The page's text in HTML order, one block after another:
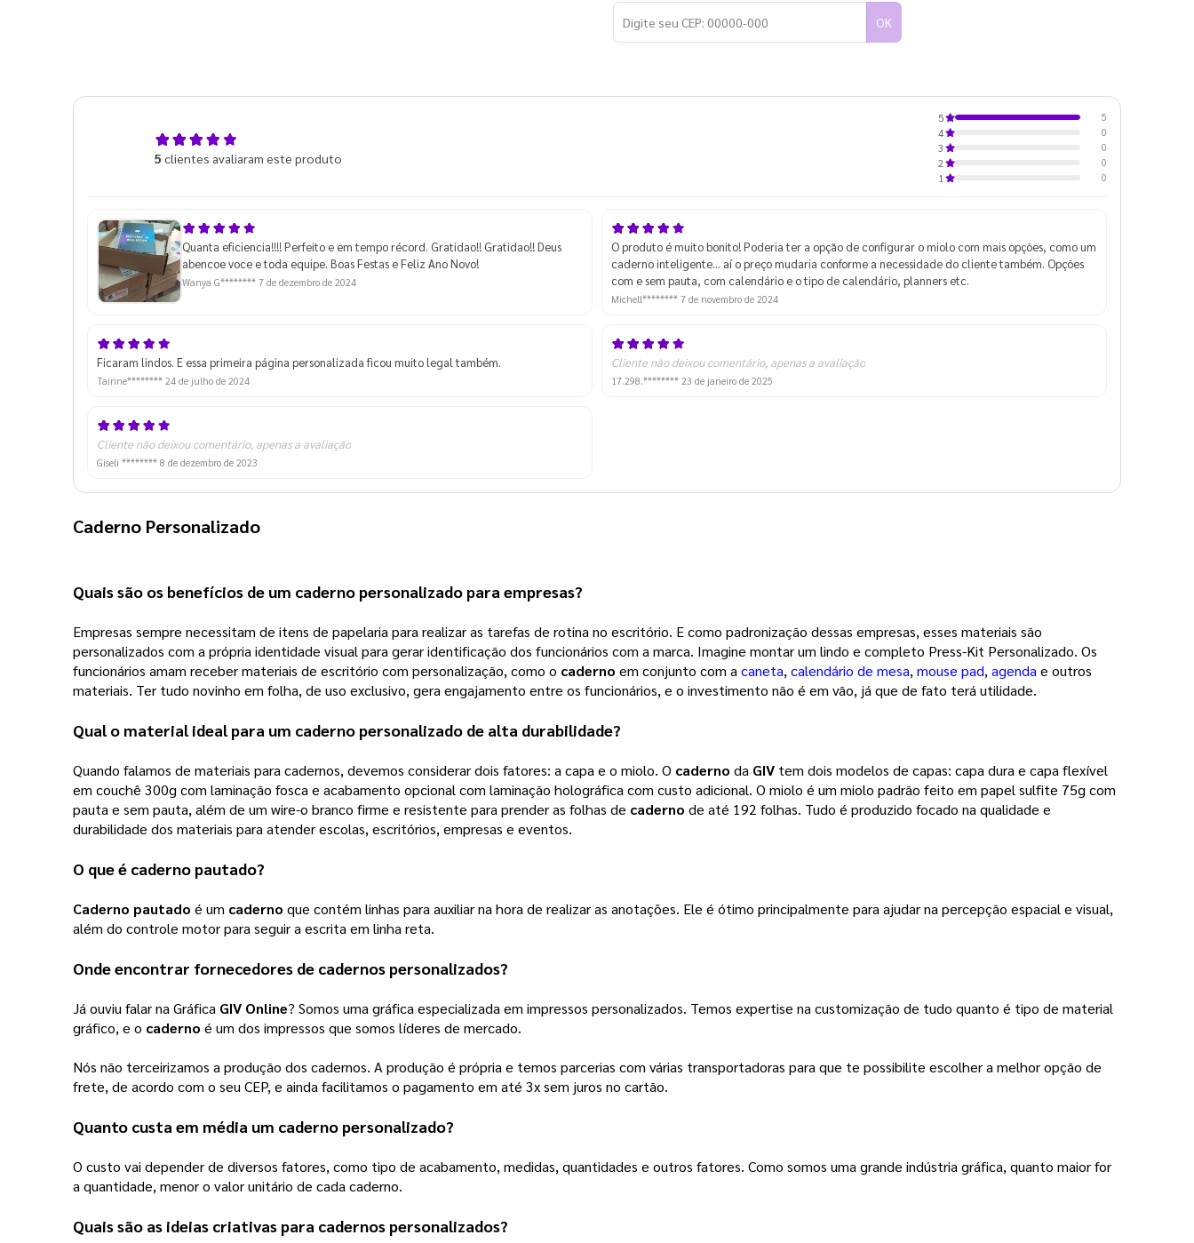
OK
5 clientes avaliaram este produto
5
5
4
0
3
0
2
0
1
0
Quanta eficiencia!!!! Perfeito e em tempo récord. Gratidao!! Gratidao!! Deus
abencoe voce e toda equipe. Boas Festas e Feliz Ano Novo!
Wanya G******** 7 de dezembro de 2024
O produto é muito bonito! Poderia ter a opção de configurar o miolo com mais opções, como um
caderno inteligente... aí o preço mudaria conforme a necessidade do cliente também. Opções
com e sem pauta, com calendário e o tipo de calendário, planners etc.
Michell******** 7 de novembro de 2024
Ficaram lindos. E essa primeira página personalizada ficou muito legal também.
Tairine******** 24 de julho de 2024
Cliente não deixou comentário, apenas a avaliação
17.298.******** 23 de janeiro de 2025
Cliente não deixou comentário, apenas a avaliação
Giseli ******** 8 de dezembro de 2023
Caderno Personalizado
Quais são os benefícios de um caderno personalizado para empresas?
Empresas sempre necessitam de itens de papelaria para realizar as tarefas de rotina no escritório. E como padronização dessas empresas, esses materiais são
personalizados com a própria identidade visual para gerar identificação dos funcionários com a marca. Imagine montar um lindo e completo Press-Kit Personalizado. Os
funcionários amam receber materiais de escritório com personalização, como o caderno em conjunto com a caneta, calendário de mesa, mouse pad, agenda e outros
materiais. Ter tudo novinho em folha, de uso exclusivo, gera engajamento entre os funcionários, e o investimento não é em vão, já que de fato terá utilidade.
Qual o material ideal para um caderno personalizado de alta durabilidade?
Quando falamos de materiais para cadernos, devemos considerar dois fatores: a capa e o miolo. O caderno da GIV tem dois modelos de capas: capa dura e capa flexível
em couchê 300g com laminação fosca e acabamento opcional com laminação holográfica com custo adicional. O miolo é um miolo padrão feito em papel sulfite 75g com
pauta e sem pauta, além de um wire-o branco firme e resistente para prender as folhas de caderno de até 192 folhas. Tudo é produzido focado na qualidade e
durabilidade dos materiais para atender escolas, escritórios, empresas e eventos.
O que é caderno pautado?
Caderno pautado é um caderno que contém linhas para auxiliar na hora de realizar as anotações. Ele é ótimo principalmente para ajudar na percepção espacial e visual,
além do controle motor para seguir a escrita em linha reta.
Onde encontrar fornecedores de cadernos personalizados?
Já ouviu falar na Gráfica GIV Online? Somos uma gráfica especializada em impressos personalizados. Temos expertise na customização de tudo quanto é tipo de material
gráfico, e o caderno é um dos impressos que somos líderes de mercado.
Nós não terceirizamos a produção dos cadernos. A produção é própria e temos parcerias com várias transportadoras para que te possibilite escolher a melhor opção de
frete, de acordo com o seu CEP, e ainda facilitamos o pagamento em até 3x sem juros no cartão.
Quanto custa em média um caderno personalizado?
O custo vai depender de diversos fatores, como tipo de acabamento, medidas, quantidades e outros fatores. Como somos uma grande indústria gráfica, quanto maior for
a quantidade, menor o valor unitário de cada caderno.
Quais são as ideias criativas para cadernos personalizados?